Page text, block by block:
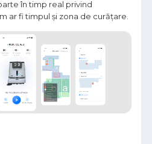
în timp real privind
ar fi timpul și zona de curățare.